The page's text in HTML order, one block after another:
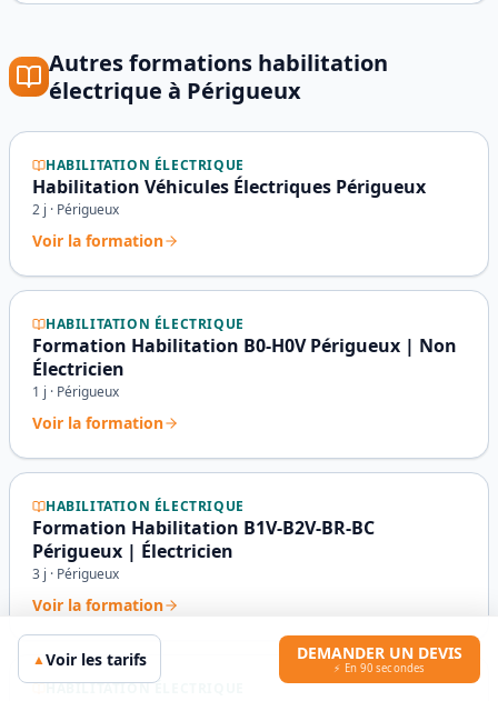
Autres formations habilitation
électrique à Périgueux
HABILITATION ÉLECTRIQUE
Habilitation Véhicules Électriques Périgueux
2 j · Périgueux
Voir la formation
HABILITATION ÉLECTRIQUE
Formation Habilitation B0-H0V Périgueux | Non
Électricien
1 j · Périgueux
Voir la formation
HABILITATION ÉLECTRIQUE
Formation Habilitation B1V-B2V-BR-BC
Périgueux | Électricien
3 j · Périgueux
Voir la formation
HABILITATION ÉLECTRIQUE
▲Voir les tarifs DEMANDER UN DEVIS
⚡ En 90 secondes